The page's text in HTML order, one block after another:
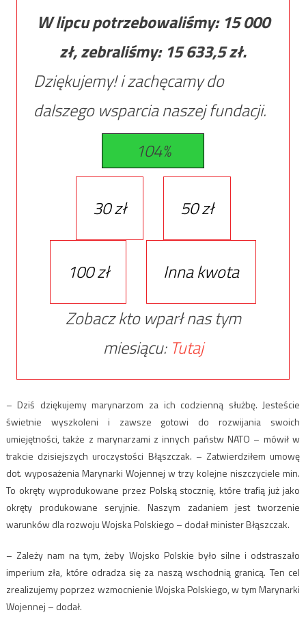
W lipcu potrzebowaliśmy: 15 000
zł, zebraliśmy: 15 633,5zł.
Dziękujemy! i zachęcamy do
dalszego wsparcia naszej fundacji.
104%
30 zł 50 zł
100 zł
Inna kwota
Zobacz kto wparł nas tym
miesiącu: Tutaj
– Dziś dziękujemy marynarzom za ich codzienną służbę. Jesteście
świetnie wyszkoleni i zawsze gotowi do rozwijania swoich
umiejętności, także z marynarzami z innych państw NATO – mówił w
trakcie dzisiejszych uroczystości Błąszczak. – Zatwierdziłem umowę
dot. wyposażenia Marynarki Wojennej w trzy kolejne niszczyciele min.
To okręty wyprodukowane przez Polską stocznię, które trafią już jako
okręty produkowane seryjnie. Naszym zadaniem jest tworzenie
warunków dla rozwoju Wojska Polskiego – dodał minister Błąszczak.
– Zależy nam na tym, żeby Wojsko Polskie było silne i odstraszało
imperium zła, które odradza się za naszą wschodnią granicą. Ten cel
zrealizujemy poprzez wzmocnienie Wojska Polskiego, w tym Marynarki
Wojennej – dodał.